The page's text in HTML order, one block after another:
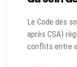
Le Code des
après CSA)
conflits entre